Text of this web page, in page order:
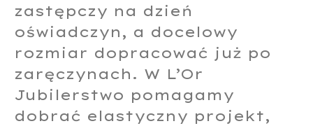
zastępczy na dzień
oświadczyn, a docelowy
rozmiar dopracować już po
zaręczynach. W L’Or
Jubilerstwo pomagamy
dobrać elastyczny projekt,